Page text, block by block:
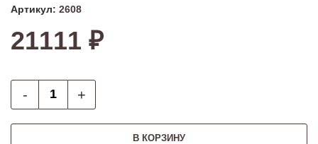
Артикул: 2608
21111 ₽
- +
В КОРЗИНУ